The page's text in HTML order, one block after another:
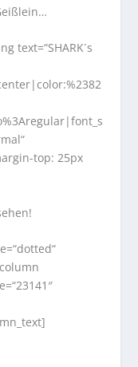
text=“SHARK´s
top: 25px